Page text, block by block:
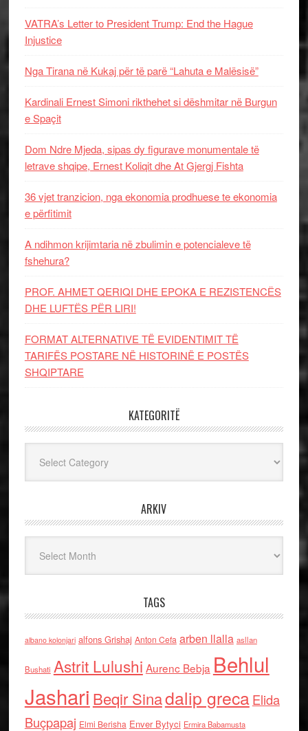
VATRA’s Letter to President Trump: End the Hague
Injustice
Nga Tirana në Kukaj për të parë “Lahuta e Malësisë”
Kardinali Ernest Simoni rikthehet si dëshmitar në Burgun
e Spaçit
Dom Ndre Mjeda, sipas dy figurave monumentale të
letrave shqipe, Ernest Koliqit dhe At Gjergj Fishta
36 vjet tranzicion, nga ekonomia prodhuese te ekonomia
e përfitimit
A ndihmon krijimtaria në zbulimin e potencialeve të
fshehura?
PROF. AHMET QERIQI DHE EPOKA E REZISTENCЁS
DHE LUFTЁS PЁR LIRI!
FORMAT ALTERNATIVE TË EVIDENTIMIT TË
TARIFËS POSTARE NË HISTORINË E POSTËS
SHQIPTARE
KATEGORITË
ARKIV
TAGS
albano kolonjari alfons Grishaj Anton Cefa arben llalla asllan
Bushati Astrit Lulushi Aurenc Bebja Behlul
Jashari Beqir Sinadalip grecaElida
Buçpapaj Elmi Berisha Enver Bytyci Ermira Babamusta